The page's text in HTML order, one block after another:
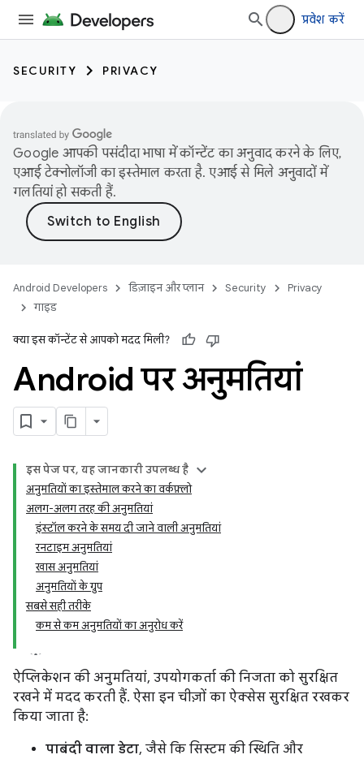
प्रवेश करें
SECURITY PRIVACY
Google आपकी पसंदीदा भाषा में कॉन्टेंट का अनुवाद करने के लिए,
एआई टेक्नोलॉजी का इस्तेमाल करता है. एआई से मिले अनुवादों में
गलतियां हो सकती हैं.
Android Developers डिज़ाइन और प्लान Security
Privacy
गाइड
क्या इस कॉन्टेंट से आपको मदद मिली?
Android पर अनुमतियां
इस पेज पर, यह जानकारी उपलब्ध है
अनुमतियों का इस्तेमाल करने का वर्कफ़्लो
अलग-अलग तरह की अनुमतियां
इंस्टॉल करने के समय दी जाने वाली अनुमतियां
रनटाइम अनुमतियां
खास अनुमतियां
अनुमतियों के ग्रुप
सबसे सही तरीके
कम से कम अनुमतियों का अनुरोध करें
ऐप्लिकेशन की अनुमतियां, उपयोगकर्ता की निजता को सुरक्षित
रखने में मदद करती हैं. ऐसा इन चीज़ों का ऐक्सेस सुरक्षित रखकर
किया जाता है:
पाबंदी वाला डेटा, जैसे कि सिस्टम की स्थिति और